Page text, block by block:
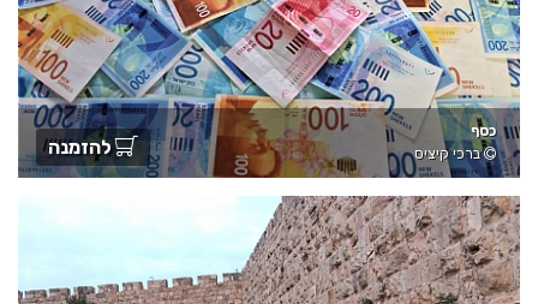
כסף
ברכי קיציס
להזמנה